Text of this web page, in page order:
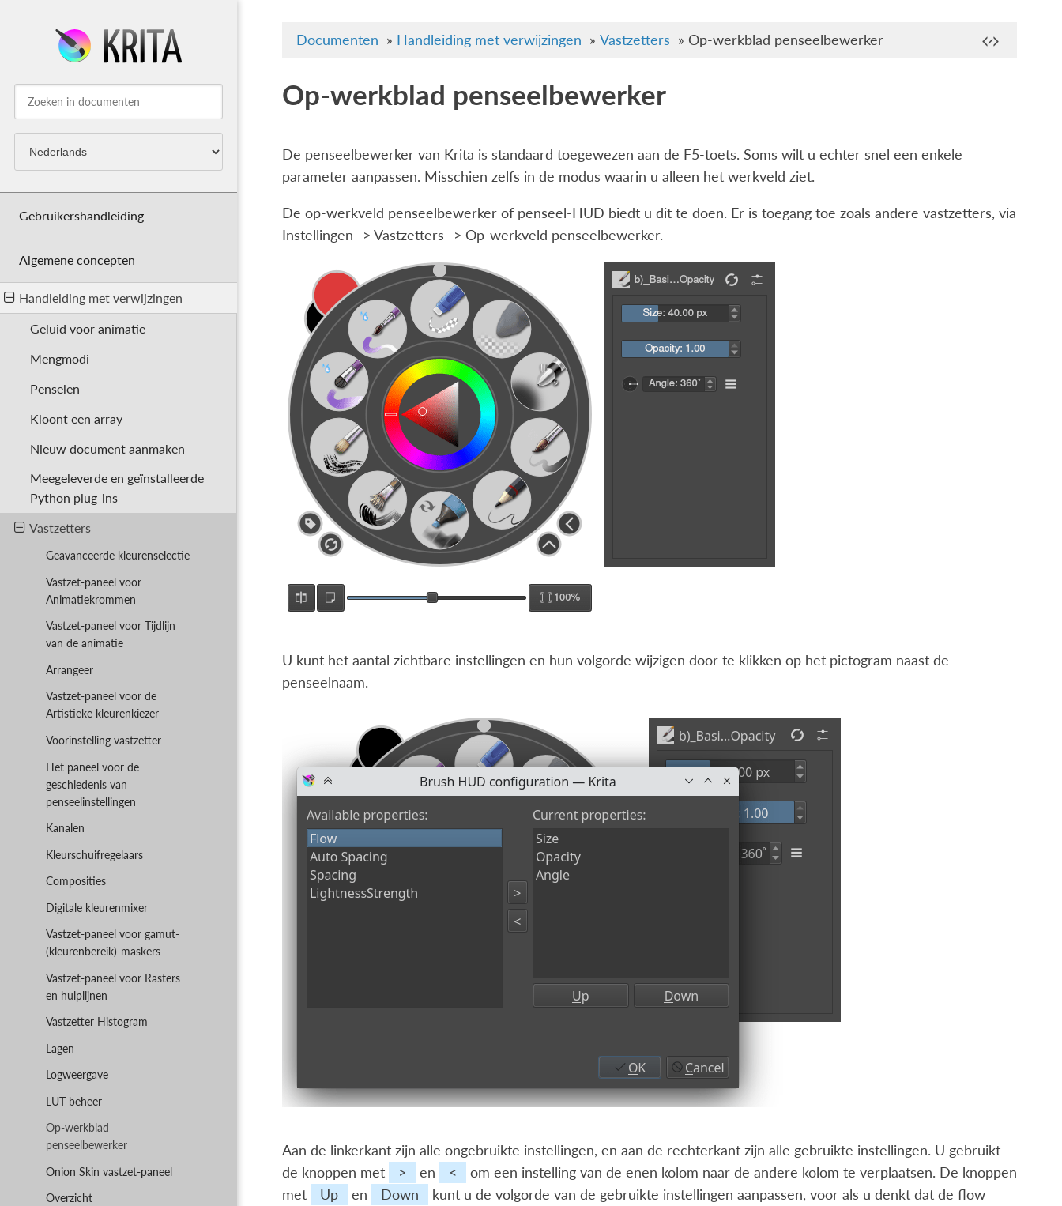
Gebruikershandleiding
Algemene concepten
Handleiding met verwijzingen
Geluid voor animatie
Mengmodi
Penselen
Kloont een array
Nieuw document aanmaken
Meegeleverde en geïnstalleerde
Python plug-ins
Vastzetters
Geavanceerde kleurenselectie
Vastzet-paneel voor
Animatiekrommen
Vastzet-paneel voor Tijdlijn
van de animatie
Arrangeer
Vastzet-paneel voor de
Artistieke kleurenkiezer
Voorinstelling vastzetter
Het paneel voor de
geschiedenis van
penseelinstellingen
Kanalen
Kleurschuifregelaars
Composities
Digitale kleurenmixer
Vastzet-paneel voor gamut-
(kleurenbereik)-maskers
Vastzet-paneel voor Rasters
en hulplijnen
Vastzetter Histogram
Lagen
Logweergave
LUT-beheer
Op-werkblad
penseelbewerker
Onion Skin vastzet-paneel
Overzicht
Documenten » Handleiding met verwijzingen » Vastzetters » Op-werkblad penseelbewerker
Op-werkblad penseelbewerker
De penseelbewerker van Krita is standaard toegewezen aan de F5-toets. Soms wilt u echter snel een enkele
parameter aanpassen. Misschien zelfs in de modus waarin u alleen het werkveld ziet.
De op-werkveld penseelbewerker of penseel-HUD biedt u dit te doen. Er is toegang toe zoals andere vastzetters, via
Instellingen -> Vastzetters -> Op-werkveld penseelbewerker.
U kunt het aantal zichtbare instellingen en hun volgorde wijzigen door te klikken op het pictogram naast de
penseelnaam.
Aan de linkerkant zijn alle ongebruikte instellingen, en aan de rechterkant zijn alle gebruikte instellingen. U gebruikt
de knoppen met
> en <
om een instelling van de enen kolom naar de andere kolom te verplaatsen. De knoppen
met
Up en Down
kunt u de volgorde van de gebruikte instellingen aanpassen, voor als u denkt dat de flow